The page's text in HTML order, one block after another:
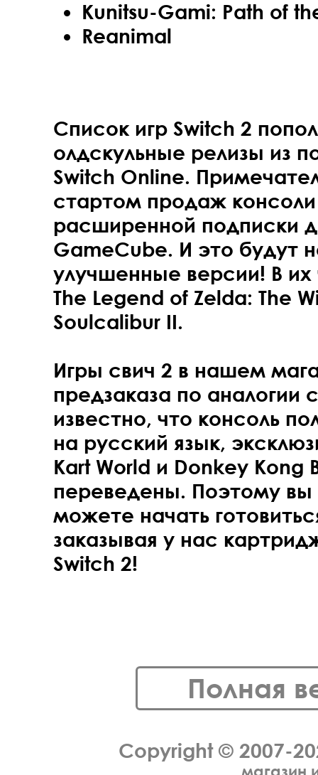
Kunitsu-Gami: Path of
Reanimal
Список игр Switch 2
олдскульные релизы из
Switch Online.
стартом продаж консоли
расширенной подписки
GameCube. И это будут
улучшенные версии! В их
The Legend of Zelda: The
Soulcalibur II.
Игры свич 2 в нашем
предзаказа по аналогии
известно, что консоль
на русский язык,
Kart World и Donkey Kong
переведены. Поэтому
можете начать
заказывая у нас
Switch 2!
Полная
Copyright © 2007-